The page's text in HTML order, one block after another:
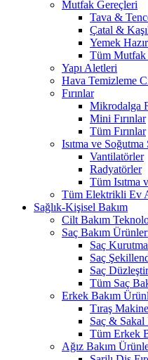
Mutfak Gereçleri
Tava &
Çatal &
Yemek
Tüm Mutfak
Yapı Aletleri
Hava Temizleme
Fırınlar
Mikrodalga
Mini Fırınlar
Tüm Fırınlar
Isıtma ve Soğutma
Vantilatörler
Radyatörler
Tüm Isıtma
Tüm Elektrikli Ev
Sağlık-Kişisel Bakım
Cilt Bakım
Saç Bakım
Saç
Saç
Saç
Tüm Saç
Erkek Bakım
Tıraş
Saç &
Tüm Erkek
Ağız Bakım